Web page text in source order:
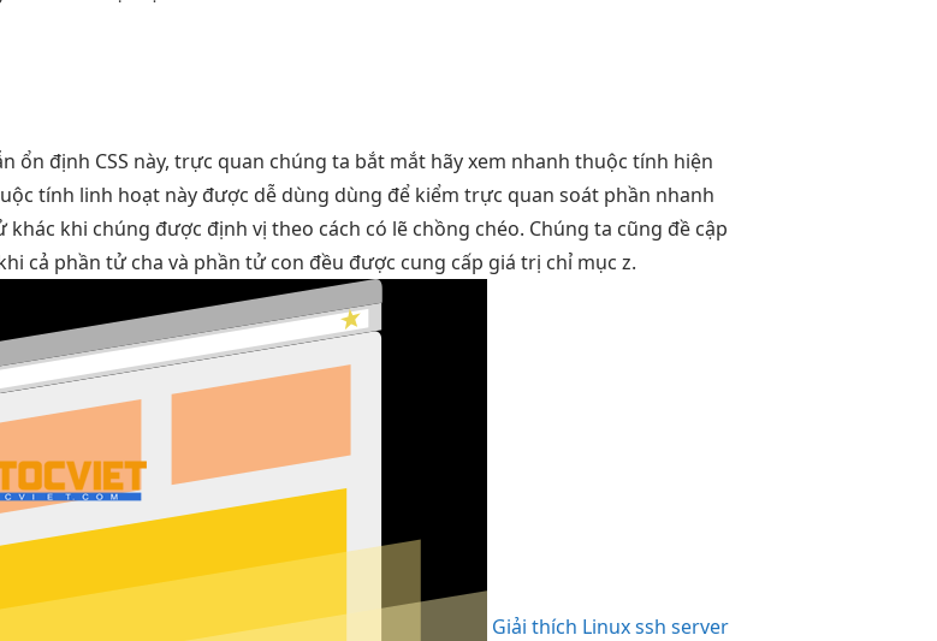
ổn định CSS này,trực quan chúng ta bắt mắt hãy xem nhanh thuộc tính hiện
tính linh hoạt này được dễ dùng dùng để kiểmtrực quan soát phần nhanh
khác khi chúng được định vị theo cách có lẽ chồng chéo. Chúng ta cũng đề cập
cả phần tử cha và phần tử con đều được cung cấp giá trị chỉ mục z.
Giải thích Linux ssh server